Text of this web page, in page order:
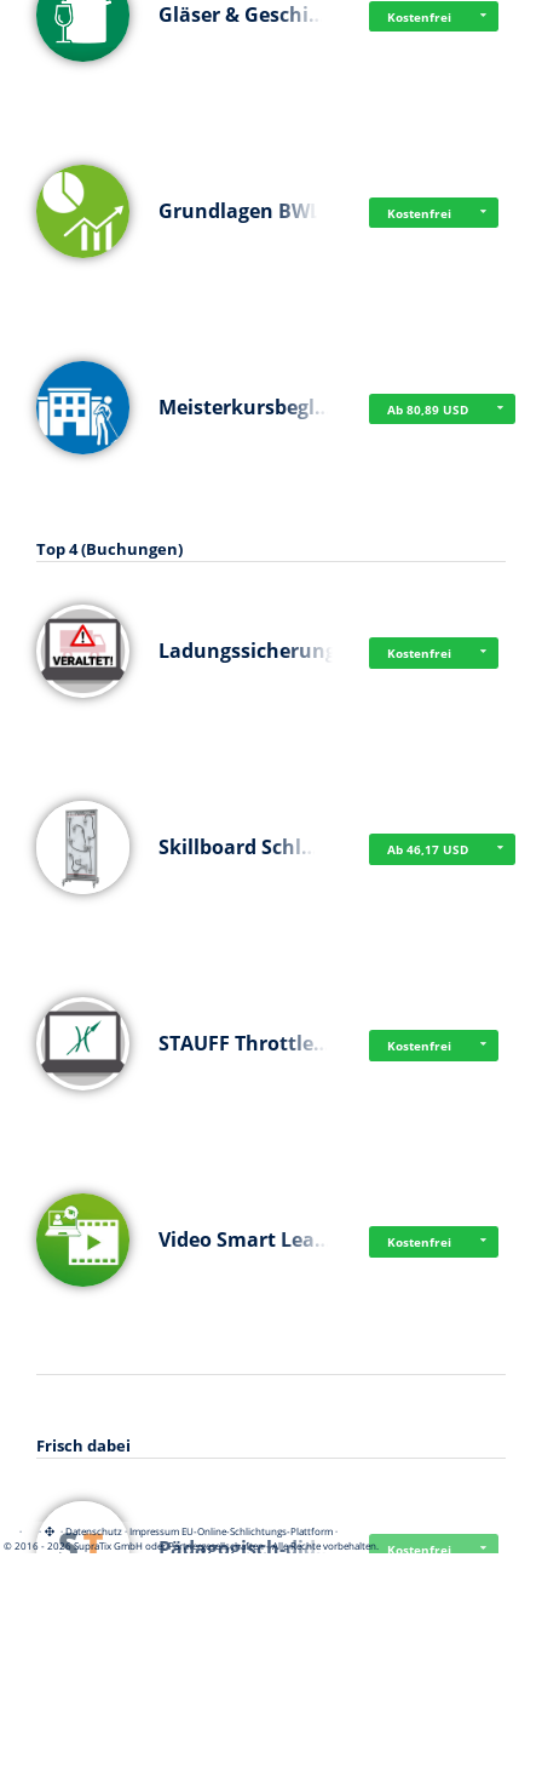
Gläser & Geschi… Kostenfrei
Grundlagen BWL Kostenfrei
Meisterkursbegl… Ab 80,89 USD
Top 4 (Buchungen)
Ladungssicherung Kostenfrei
Skillboard Schl… Ab 46,17 USD
STAUFF Throttle… Kostenfrei
Video Smart Lea… Kostenfrei
Frisch dabei
Pädagogisch-did… Kostenfrei
· · ·Datenschutz·Impressum EU-Online-Schlichtungs-Plattform·
© 2016 - 2026 SupraTix GmbH oder Partnergesellschaften - Alle Rechte vorbehalten.